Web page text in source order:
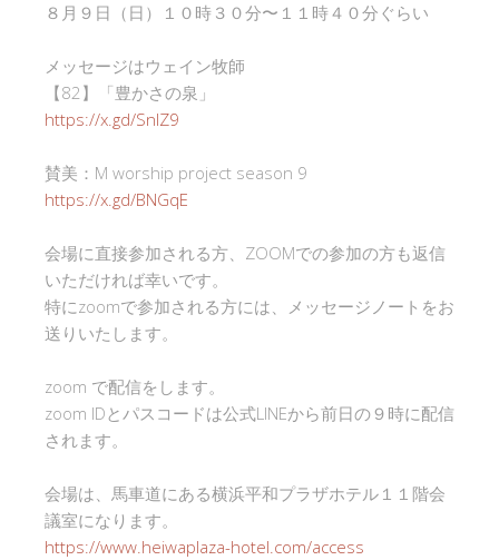
８月９日（日）１０時３０分〜１１時４０分ぐらい
メッセージはウェイン牧師
【82】「豊かさの泉」
https://x.gd/SnlZ9
賛美：M worship project season 9
https://x.gd/BNGqE
会場に直接参加される方、ZOOMでの参加の方も返信
いただければ幸いです。
特にzoomで参加される方には、メッセージノートをお
送りいたします。
zoom で配信をします。
zoom IDとパスコードは公式LINEから前日の９時に配信
されます。
会場は、馬車道にある横浜平和プラザホテル１１階会
議室になります。
https://www.heiwaplaza-hotel.com/access